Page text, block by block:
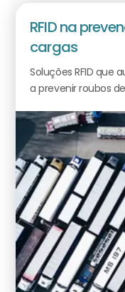
RFID na
cargas
Soluções RFID
a prevenir roubos